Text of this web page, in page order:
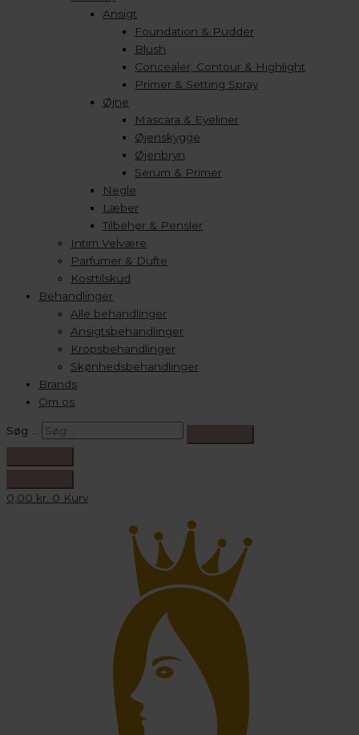
Ansigt
Foundation & Pudder
Blush
Concealer, Contour & Highlight
Primer & Setting Spray
Øjne
Mascara & Eyeliner
Øjenskygge
Øjenbryn
Serum & Primer
Negle
Læber
Tilbehør & Pensler
Intim Velvære
Parfumer & Dufte
Kosttilskud
Behandlinger
Alle behandlinger
Ansigtsbehandlinger
Kropsbehandlinger
Skønhedsbehandlinger
Brands
Om os
Søg …
0,00 kr. 0 Kurv